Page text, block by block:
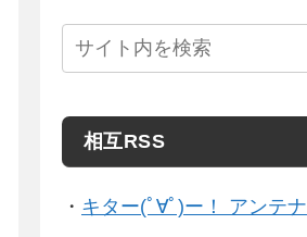
相互RSS
・ キター(ﾟ∀ﾟ)ー！ アンテナ